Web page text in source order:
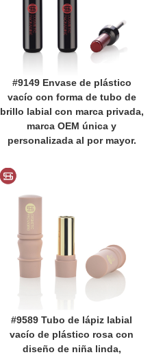
#9149 Envase de plástico
vacío con forma de tubo de
brillo labial con marca privada,
marca OEM única y
personalizada al por mayor.
#9589 Tubo de lápiz labial
vacío de plástico rosa con
diseño de niña linda,